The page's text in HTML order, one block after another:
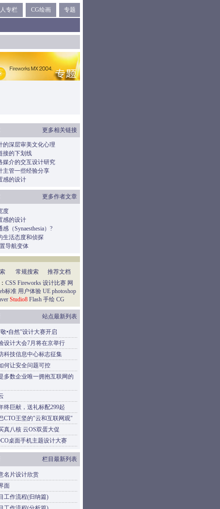
专栏 CG绘画 专题
更多相关链接
的深层审美文化心理
接的下划线
媒介的交互设计研究
主管一些经验分享
感的设计
更多作者文章
度
感的设计
（Synaesthesia）?
生活态度和侦探
导航变体
常规搜索
推荐文档
CSS Fireworks 设计比赛 网
标准 用户体验 UE photoshop
Studio8 Flash 手绘 CG
站点最新列表
•自然”设计大赛开启
设计大会7月将在京举行
科技信息中心标志征集
何让安全问题可控
多数企业唯一拥抱互联网的
终巨献，送礼标配299起
CTO王坚的"云和互联网观"
真八核 云OS双蛋大促
桌面手机主题设计大赛
栏目最新列表
名片设计欣赏
面
工作流程(归纳篇)